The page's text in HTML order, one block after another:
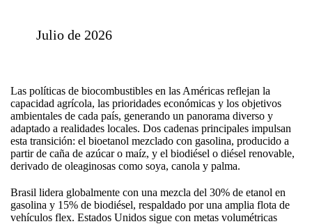
Julio de 2026
Las políticas de biocombustibles en las Américas reflejan la
capacidad agrícola, las prioridades económicas y los objetivos
ambientales de cada país, generando un panorama diverso y
adaptado a realidades locales. Dos cadenas principales impulsan
esta transición: el bioetanol mezclado con gasolina, producido a
partir de caña de azúcar o maíz, y el biodiésel o diésel renovable,
derivado de oleaginosas como soya, canola y palma.
Brasil lidera globalmente con una mezcla del 30% de etanol en
gasolina y 15% de biodiésel, respaldado por una amplia flota de
vehículos flex. Estados Unidos sigue con metas volumétricas